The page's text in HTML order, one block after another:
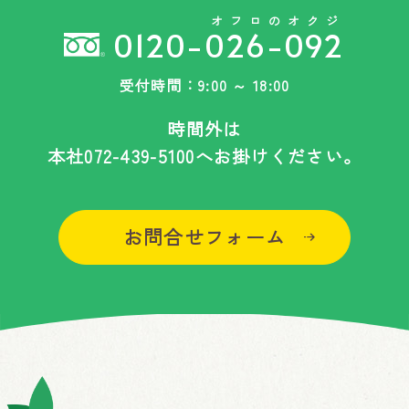
オフロのオクジ
0120-026-092
受付時間：9:00 ～ 18:00
時間外は
本社072-439-5100へお掛けください。
お問合せフォーム